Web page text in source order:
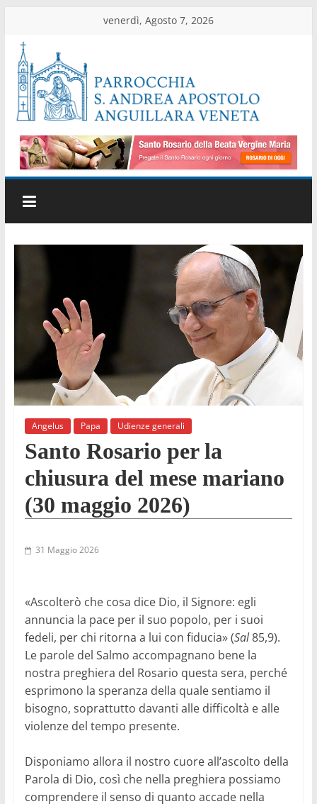
contenuto
venerdì, Agosto 7, 2026
Parrocchia
di
Anguillara
Veneta
Sito
parrocchia
Angelus Papa Udienze generali
Santo Rosario per la
chiusura del mese mariano
(30 maggio 2026)
31 Maggio 2026
«Ascolterò che cosa dice Dio, il Signore: egli
annuncia la pace per il suo popolo, per i suoi
fedeli, per chi ritorna a lui con fiducia» (Sal85,9).
Le parole del Salmo accompagnano bene la
nostra preghiera del Rosario questa sera, perché
esprimono la speranza della quale sentiamo il
bisogno, soprattutto davanti alle difficoltà e alle
violenze del tempo presente.
Disponiamo allora il nostro cuore all’ascolto della
Parola di Dio, così che nella preghiera possiamo
comprendere il senso di quanto accade nella